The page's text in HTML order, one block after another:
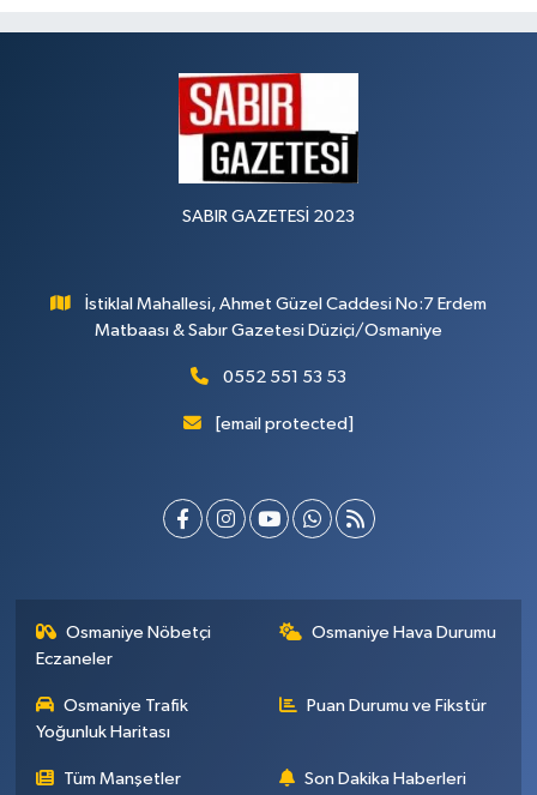
SABIR GAZETESİ 2023
İstiklal Mahallesi, Ahmet Güzel Caddesi No:7 Erdem
Matbaası & Sabır Gazetesi Düziçi/Osmaniye
0552 551 53 53
[email protected]
Osmaniye Nöbetçi
Eczaneler
Osmaniye Hava Durumu
Osmaniye Trafik
Yoğunluk Haritası
Puan Durumu ve Fikstür
Tüm Manşetler Son Dakika Haberleri